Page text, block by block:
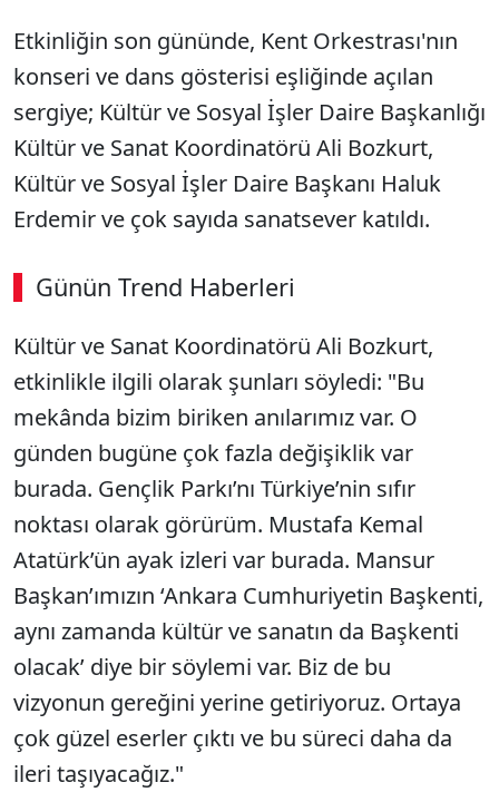
Etkinliğin son gününde, Kent Orkestrası'nın
konseri ve dans gösterisi eşliğinde açılan
sergiye; Kültür ve Sosyal İşler Daire Başkanlığı
Kültür ve Sanat Koordinatörü Ali Bozkurt,
Kültür ve Sosyal İşler Daire Başkanı Haluk
Erdemir ve çok sayıda sanatsever katıldı.
Günün Trend Haberleri
00:02 / 09:15
Sesi Aç
Kültür ve Sanat Koordinatörü Ali Bozkurt,
etkinlikle ilgili olarak şunları söyledi: "Bu
mekânda bizim biriken anılarımız var. O
günden bugüne çok fazla değişiklik var
burada. Gençlik Parkı’nı Türkiye’nin sıfır
noktası olarak görürüm. Mustafa Kemal
Atatürk’ün ayak izleri var burada. Mansur
Başkan’ımızın ‘Ankara Cumhuriyetin Başkenti,
aynı zamanda kültür ve sanatın da Başkenti
olacak’ diye bir söylemi var. Biz de bu
vizyonun gereğini yerine getiriyoruz. Ortaya
çok güzel eserler çıktı ve bu süreci daha da
ileri taşıyacağız."